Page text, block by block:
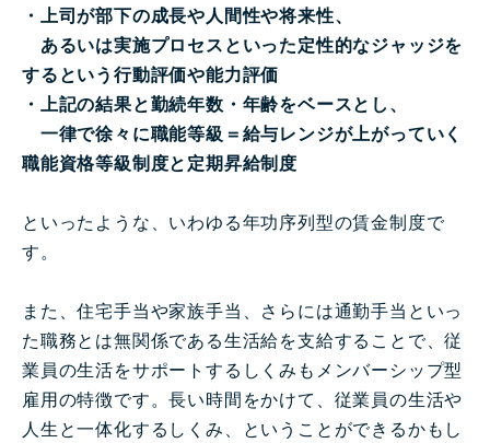
・上司が部下の成長や人間性や将来性、
あるいは実施プロセスといった定性的なジャッジを
するという行動評価や能力評価
・上記の結果と勤続年数・年齢をベースとし、
一律で徐々に職能等級＝給与レンジが上がっていく
職能資格等級制度と定期昇給制度
といったような、いわゆる年功序列型の賃金制度で
す。
また、住宅手当や家族手当、さらには通勤手当といっ
た職務とは無関係である生活給を支給することで、従
業員の生活をサポートするしくみもメンバーシップ型
雇用の特徴です。長い時間をかけて、従業員の生活や
人生と一体化するしくみ、ということができるかもし